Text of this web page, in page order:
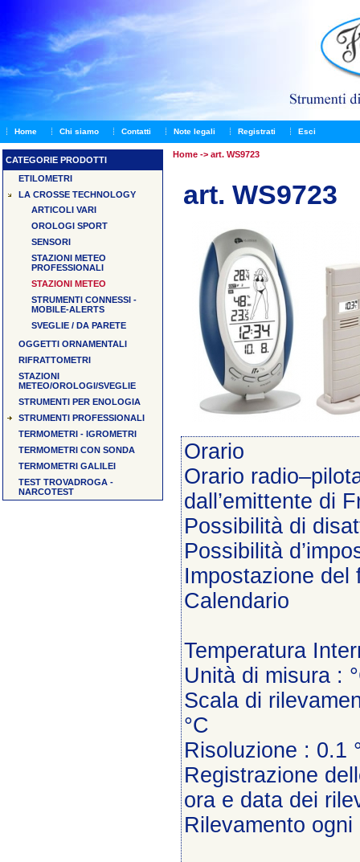
Home Chi siamo Contatti Note legali Registrati Esci
CATEGORIE PRODOTTI
ETILOMETRI
LA CROSSE TECHNOLOGY
ARTICOLI VARI
OROLOGI SPORT
SENSORI
STAZIONI METEO
PROFESSIONALI
STAZIONI METEO
STRUMENTI CONNESSI -
MOBILE-ALERTS
SVEGLIE / DA PARETE
OGGETTI ORNAMENTALI
RIFRATTOMETRI
STAZIONI
METEO/OROLOGI/SVEGLIE
STRUMENTI PER ENOLOGIA
STRUMENTI PROFESSIONALI
TERMOMETRI - IGROMETRI
TERMOMETRI CON SONDA
TERMOMETRI GALILEI
TEST TROVADROGA -
NARCOTEST
Home -> art. WS9723
art. WS9723
Orario
Orario
dall’emittente di
Possibilità di
Possibilità
Impostazione del
Calendario
Temperatura
Unità di misura :
Scala di
°C
Risoluzione : 0.1
Registrazione
ora e data dei
Rilevamento